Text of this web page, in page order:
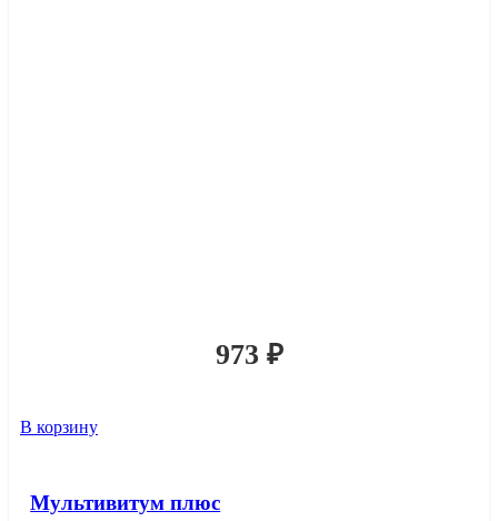
973 ₽
В корзину
Мультивитум плюс